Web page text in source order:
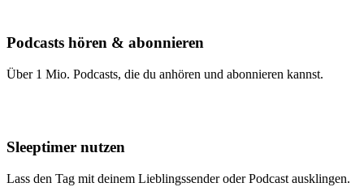
Podcasts hören & abonnieren
Über 1 Mio. Podcasts, die du anhören und abonnieren kannst.
Sleeptimer nutzen
Lass den Tag mit deinem Lieblingssender oder Podcast ausklingen.